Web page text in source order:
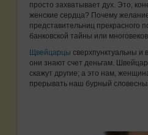
просто захватывает дух. Это,
женские сердца? Почему
представительниц прекрасного
банковской тайны или
Щвейцарцы сверхпунктуальны
они знают счет деньгам.
скажут другие; а это нам,
прерывать наш бурный